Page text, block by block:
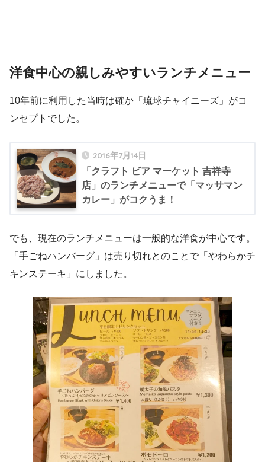
洋食中心の親しみやすいランチメニュー
10年前に利用した当時は確か「琉球チャイニーズ」がコ
ンセプトでした。
2016年7月14日
「クラフト ビア マーケット 吉祥寺
店」のランチメニューで「マッサマン
カレー」がコクうま！
でも、現在のランチメニューは一般的な洋食が中心です。
「手ごねハンバーグ」は売り切れとのことで「やわらかチ
キンステーキ」にしました。